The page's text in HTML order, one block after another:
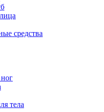
средства
тела